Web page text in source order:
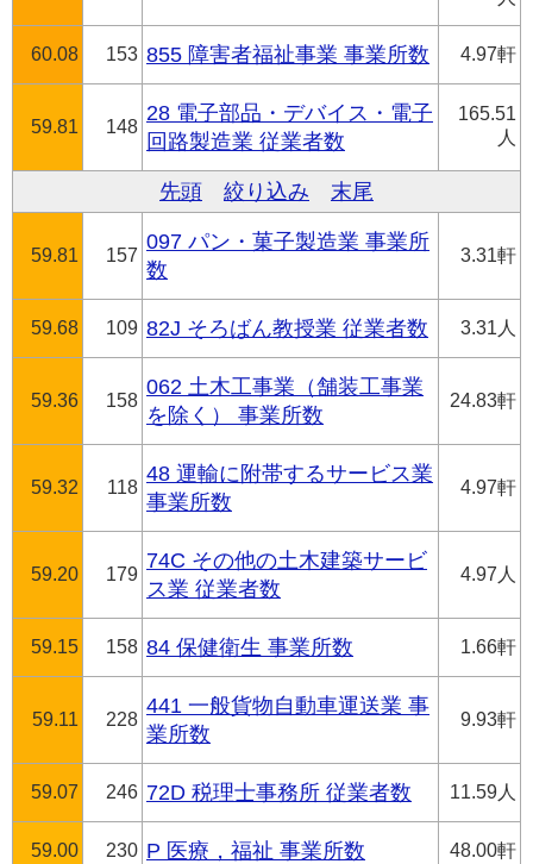
60.08 153 855 障害者福祉事業 事業所数 4.97軒
59.81 148
28 電子部品・デバイス・電子
回路製造業 従業者数
165.51
人
先頭 絞り込み 末尾
59.81 157
097 パン・菓子製造業 事業所
数
3.31軒
59.68 109 82J そろばん教授業 従業者数 3.31人
59.36 158
062 土木工事業（舗装工事業
を除く） 事業所数
24.83軒
59.32 118
48 運輸に附帯するサービス業
事業所数
4.97軒
59.20 179
74C その他の土木建築サービ
ス業 従業者数
4.97人
59.15 158 84 保健衛生 事業所数 1.66軒
59.11 228
441 一般貨物自動車運送業 事
業所数
9.93軒
59.07 246 72D 税理士事務所 従業者数 11.59人
59.00 230 P 医療，福祉 事業所数 48.00軒